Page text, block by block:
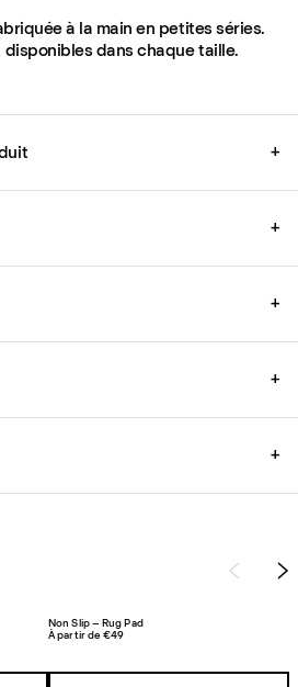
à la main en petites séries.
dans chaque taille.
+
+
+
+
+
Non Slip – Rug Pad
À partir de €49